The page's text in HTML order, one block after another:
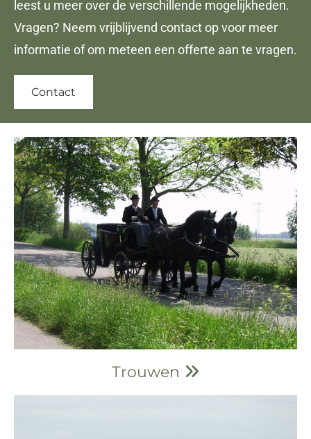
leest u meer over de verschillende mogelijkheden.
Vragen? Neem vrijblijvend contact op voor meer
informatie of om meteen een offerte aan te vragen.
Contact
Trouwen 